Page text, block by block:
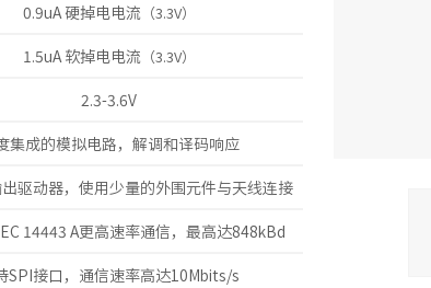
0.9uA 硬掉电电流（3.3V）
1.5uA 软掉电电流（3.3V）
2.3-3.6V
集成的模拟电路，解调和译码响应
驱动器，使用少量的外围元件与天线连接
14443 A更高速率通信，最高达848kBd
SPI接口，通信速率高达10Mbits/s